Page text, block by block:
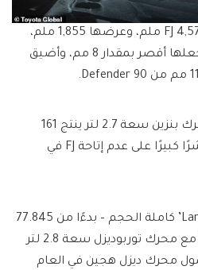
يبلغ طول سيارة لاند كروزر FJ 4,575 ملم، وعرضها 1,855 ملم،
وارتفاعها 1,960 ملم. وهذا يجعلها أقصر بمقدار 8 مم، وأضيق
يوجد تحت غطاء المحرك محرك بنزين سعة 2.7 لتر ينتج 161
حصانًا – وهو ما قد يكون مؤشرًا كبيرًا على عدم إتاحة FJ في
تُباع سلسلة Land Cruiser ‘250’ كاملة الحجم – بدءًا من 77.845
جنيهًا إسترلينيًا – حاليًا فقط مع محرك توربوديزل سعة 2.8 لتر
محرك ديزل هجين في العام